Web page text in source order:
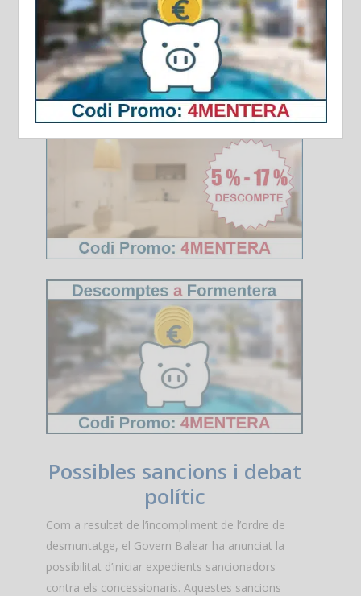
cessament d’activitat durant un mes d’hivern és
suficient.
Possibles sancions i debat
polític
Com a resultat de l’incompliment de l’ordre de
desmuntatge, el Govern Balear ha anunciat la
possibilitat d’iniciar expedients sancionadors
contra els concessionaris. Aquestes sancions